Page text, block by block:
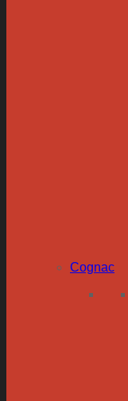
Cognac